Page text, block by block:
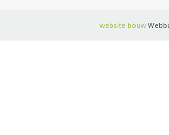
website bouw